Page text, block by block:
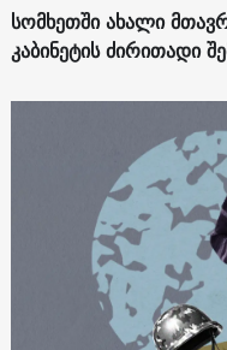
სომხეთში ახალი
კაბინეტის ძირითადი